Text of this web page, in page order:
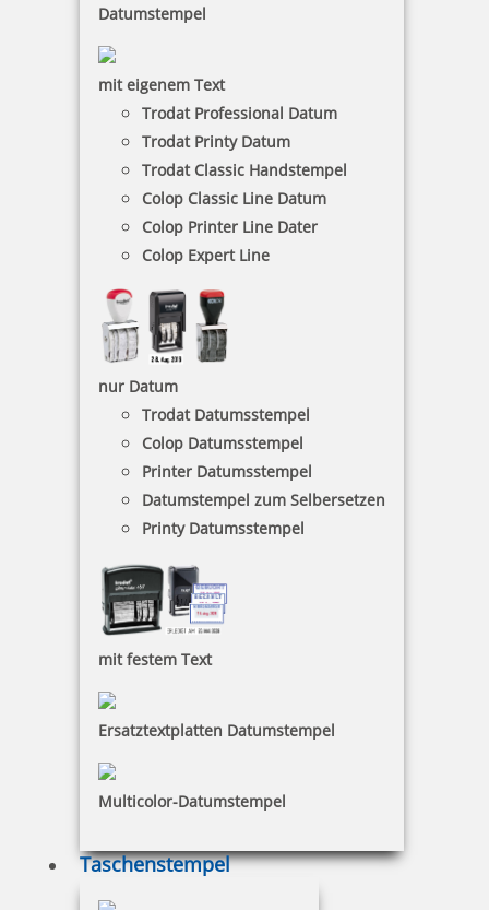
Datumstempel
mit eigenem Text
Trodat Professional Datum
Trodat Printy Datum
Trodat Classic Handstempel
Colop Classic Line Datum
Colop Printer Line Dater
Colop Expert Line
nur Datum
Trodat Datumsstempel
Colop Datumsstempel
Printer Datumsstempel
Datumstempel zum Selbersetzen
Printy Datumsstempel
mit festem Text
Ersatztextplatten Datumstempel
Multicolor-Datumstempel
Taschenstempel
Prägestempel universal Trodat Ideal Modell MI C 25 chrom mit
Gravur
125,90 €
Jetzt gestalten
Prägestempel Trodat Ideal Modell MI C 41 chrom mit Gravur 41
Jetzt gestalten